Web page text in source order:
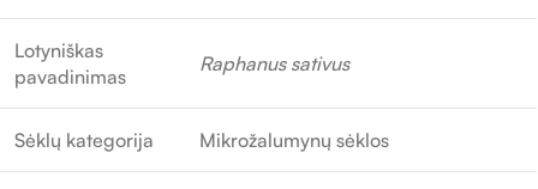
Lotyniškas
pavadinimas
Raphanus sativus
Sėklų kategorija Mikrožalumynų sėklos